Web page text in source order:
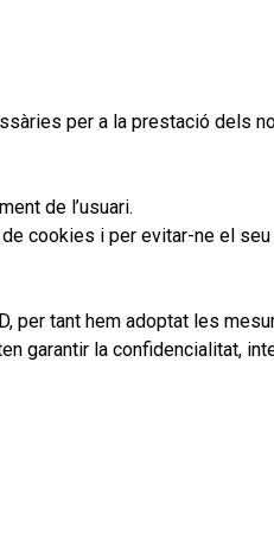
per a la prestació dels
de l’usuari.
cookies i per evitar-ne el
tant hem adoptat les
garantir la confidencialitat,